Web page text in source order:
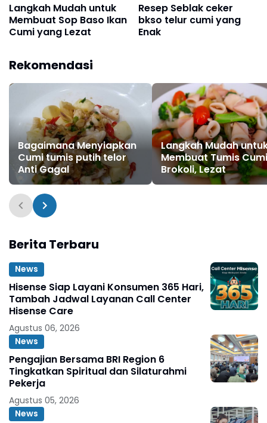
Langkah Mudah untuk
Membuat Sop Baso Ikan
Cumi yang Lezat
Resep Seblak ceker
bkso telur cumi yang
Enak
Rekomendasi
Bagaimana Menyiapkan
Cumi tumis putih telor
Anti Gagal
Langkah Mudah
Membuat Tumis Cumi
Brokoli, Lezat
Berita Terbaru
News
Hisense Siap Layani Konsumen 365 Hari,
Tambah Jadwal Layanan Call Center
Hisense Care
Agustus 06, 2026
News
Pengajian Bersama BRI Region 6
Tingkatkan Spiritual dan Silaturahmi
Pekerja
Agustus 05, 2026
News